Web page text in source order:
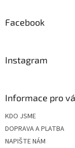
Facebook
Instagram
Informace pro
KDO JSME
DOPRAVA A PLATBA
NAPIŠTE NÁM